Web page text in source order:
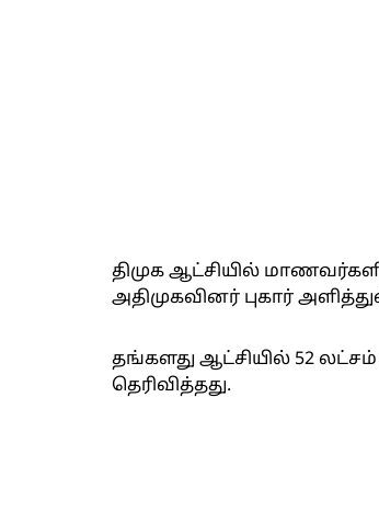
திமுக ஆட்சியில்
அதிமுகவினர் புகார்
தங்களது ஆட்சியில் 52
தெரிவித்தது.